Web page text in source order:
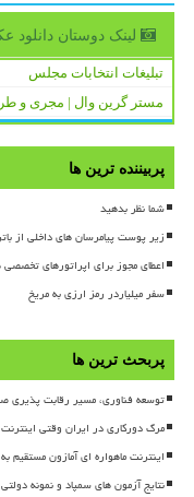
لینک دوستان دانلود
تبلیغات انتخابات مجلس
مستر گرین وال | مجری و
پربیننده ترین ها
شما نظر بدهید
زیر پوست پیامرسان های داخلی از
اعطای مجوز برای اپراتورهای
سفر میلیاردر رمز ارزی به مریخ
پربحث ترین ها
توسعه فناوری، مسیر رقابت
مرگ دورکاری در ایران وقتی
اینترنت ماهواره ای آمازون مستقیم
نتایج آزمون های سمپاد و نمونه